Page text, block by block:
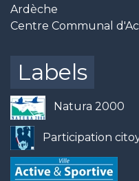
Ardèche
Centre Communal
Labels
Natura 2000
Participation